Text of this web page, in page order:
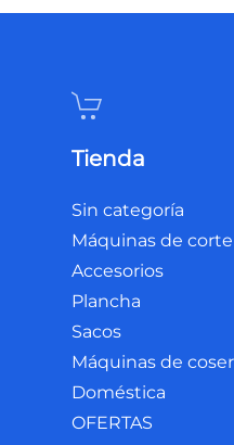
Tienda
Sin categoría
Máquinas de corte
Accesorios
Plancha
Sacos
Máquinas de coser
Doméstica
OFERTAS